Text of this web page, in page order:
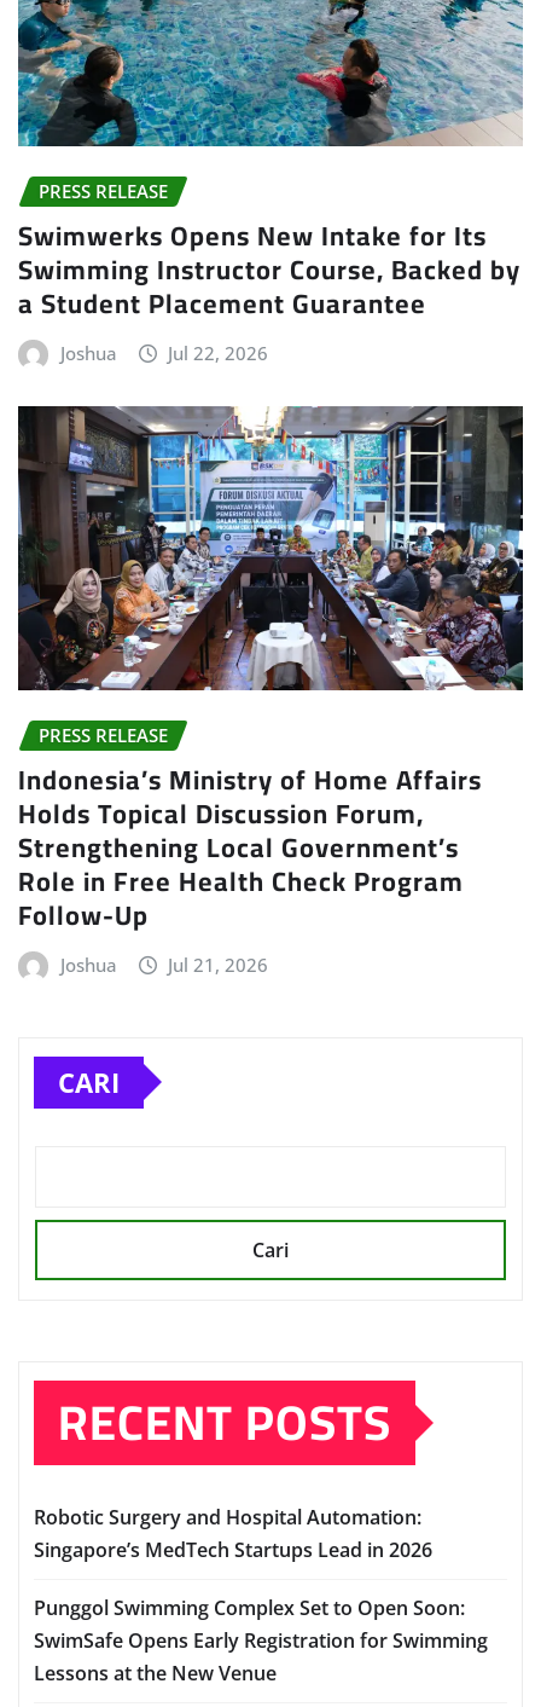
PRESS RELEASE
Swimwerks Opens New Intake for Its
Swimming Instructor Course, Backed by
a Student Placement Guarantee
Joshua Jul 22, 2026
PRESS RELEASE
Indonesia’s Ministry of Home Affairs
Holds Topical Discussion Forum,
Strengthening Local Government’s
Role in Free Health Check Program
Follow-Up
Joshua Jul 21, 2026
CARI
Cari
RECENT POSTS
Robotic Surgery and Hospital Automation:
Singapore’s MedTech Startups Lead in 2026
Punggol Swimming Complex Set to Open Soon:
SwimSafe Opens Early Registration for Swimming
Lessons at the New Venue